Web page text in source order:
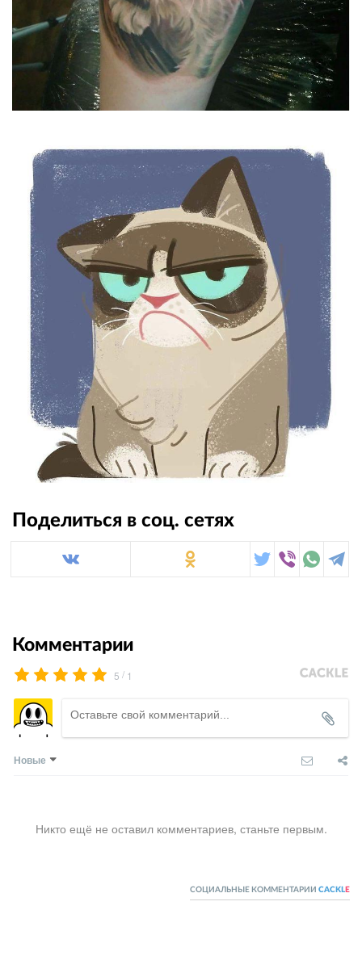
Поделиться в соц. сетях
Комментарии
5 / 1
Новые
Никто ещё не оставил комментариев, станьте первым.
СОЦИАЛЬНЫЕ КОММЕНТАРИИ CACKL E